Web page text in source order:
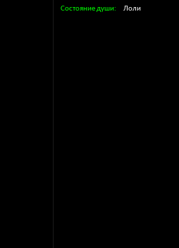
Состояние души Лоли